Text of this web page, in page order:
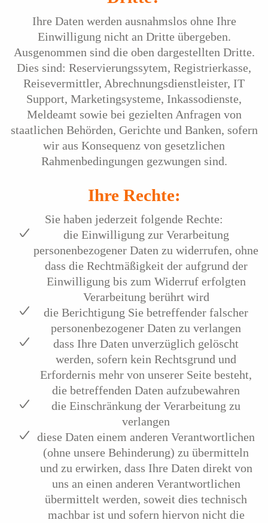
Ihre Daten werden ausnahmslos ohne Ihre
Einwilligung nicht an Dritte übergeben.
Ausgenommen sind die oben dargestellten Dritte.
Dies sind: Reservierungssytem, Registrierkasse,
Reisevermittler, Abrechnungsdienstleister, IT
Support, Marketingsysteme, Inkassodienste,
Meldeamt sowie bei gezielten Anfragen von
staatlichen Behörden, Gerichte und Banken, sofern
wir aus Konsequenz von gesetzlichen
Rahmenbedingungen gezwungen sind.
Ihre Rechte:
Sie haben jederzeit folgende Rechte:
die Einwilligung zur Verarbeitung
personenbezogener Daten zu widerrufen, ohne
dass die Rechtmäßigkeit der aufgrund der
Einwilligung bis zum Widerruf erfolgten
Verarbeitung berührt wird
die Berichtigung Sie betreffender falscher
personenbezogener Daten zu verlangen
dass Ihre Daten unverzüglich gelöscht
werden, sofern kein Rechtsgrund und
Erfordernis mehr von unserer Seite besteht,
die betreffenden Daten aufzubewahren
die Einschränkung der Verarbeitung zu
verlangen
diese Daten einem anderen Verantwortlichen
(ohne unsere Behinderung) zu übermitteln
und zu erwirken, dass Ihre Daten direkt von
uns an einen anderen Verantwortlichen
übermittelt werden, soweit dies technisch
machbar ist und sofern hiervon nicht die